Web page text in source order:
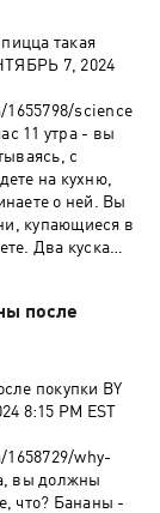
такая
science
11 утра - вы
с
на кухню,
о ней. Вы
купающиеся в
Два куска
человек.
пицца -
крайней
хранится в
после
покупки BY
8:15 PM EST
why-
вы должны
что? Бананы -